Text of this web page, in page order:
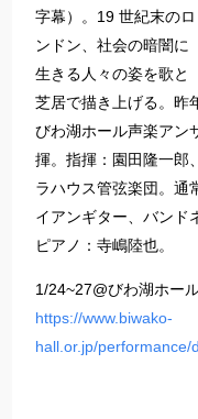
字幕）。19 世紀末のロ
ンドン、社会の暗闇に
生きる人々の姿を歌と
芝居で描き上げる。昨
びわ湖ホール声楽アン
揮。指揮：園田隆一郎
ラハウス管弦楽団。通
イアンギター、バンド
ピアノ：寺嶋陸也。
1/24~27@びわ湖ホー
https://www.biwako-
hall.or.jp/